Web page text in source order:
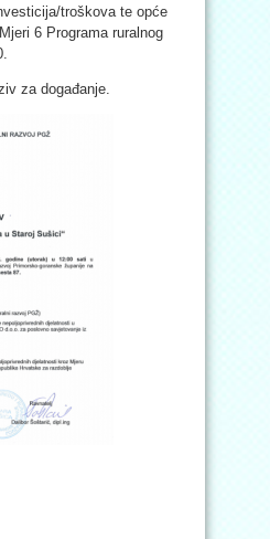
troškova te opće
6 Programa ruralnog
za događanje.